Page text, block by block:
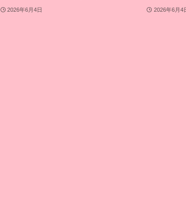
2026年6月4日 2026年6月4